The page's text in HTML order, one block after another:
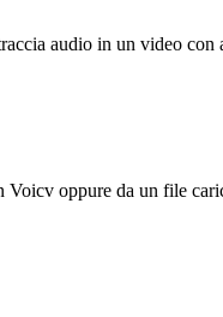
audio in un video
oppure da un file